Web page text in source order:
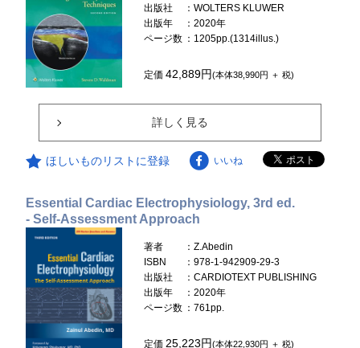
出版社
：WOLTERS KLUWER
出版年
：2020年
ページ数 ：1205pp.(1314illus.)
定価42,889円(本体38,990円 ＋ 税)
詳しく見る
ほしいものリストに登録 いいね
Essential Cardiac Electrophysiology, 3rd ed.
- Self-Assessment Approach
著者
：Z.Abedin
ISBN
：978-1-942909-29-3
出版社
：CARDIOTEXT PUBLISHING
出版年
：2020年
ページ数 ：761pp.
定価 25,223円(本体22,930円 ＋ 税)